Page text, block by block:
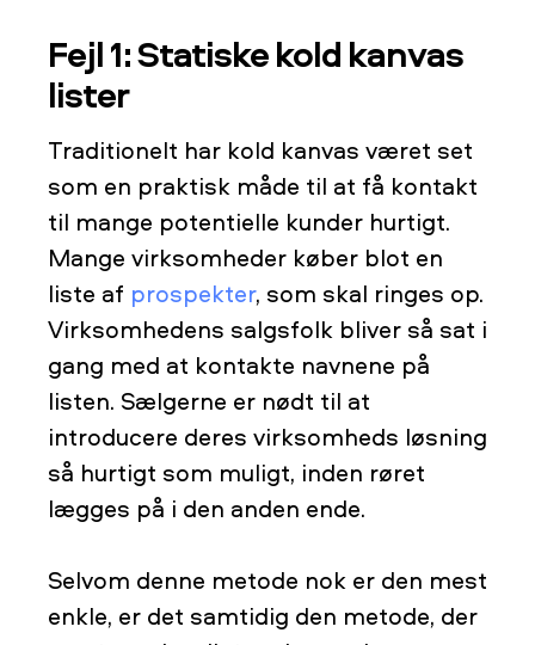
Fejl 1: Statiske kold kanvas
lister
Traditionelt har kold kanvas været set
som en praktisk måde til at få kontakt
til mange potentielle kunder hurtigt.
Mange virksomheder køber blot en
liste af prospekter, som skal ringes op.
Virksomhedens salgsfolk bliver så sat i
gang med at kontakte navnene på
listen. Sælgerne er nødt til at
introducere deres virksomheds løsning
så hurtigt som muligt, inden røret
lægges på i den anden ende.
Selvom denne metode nok er den mest
enkle, er det samtidig den metode, der